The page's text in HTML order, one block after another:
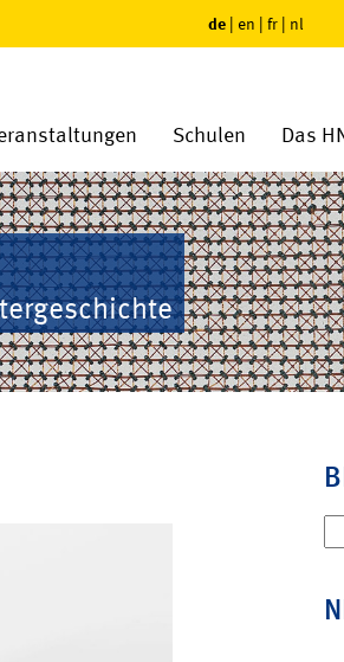
de | en | fr | nl
Schulen Das